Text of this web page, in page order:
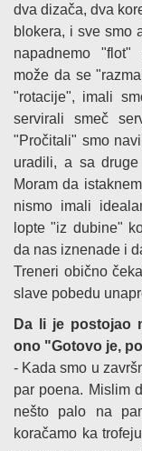
dva dizača, dva
blokera, i sve smo
napadnemo "flot"
može da se
"rotacije", imali
servirali smeč
"Pročitali" smo
uradili, a sa
Moram da
nismo imali
lopte "iz dubine"
da nas iznenade i
Treneri obično
slave pobedu
Da li je postojao
ono "Gotovo je,
- Kada smo u
par poena. Mislim
nešto palo na
koračamo ka